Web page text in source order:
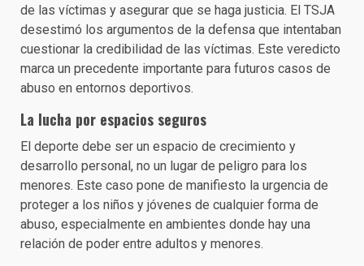
de las víctimas y asegurar que se haga justicia. El TSJA
desestimó los argumentos de la defensa que intentaban
cuestionar la credibilidad de las víctimas. Este veredicto
marca un precedente importante para futuros casos de
abuso en entornos deportivos.
La lucha por espacios seguros
El deporte debe ser un espacio de crecimiento y
desarrollo personal, no un lugar de peligro para los
menores. Este caso pone de manifiesto la urgencia de
proteger a los niños y jóvenes de cualquier forma de
abuso, especialmente en ambientes donde hay una
relación de poder entre adultos y menores.